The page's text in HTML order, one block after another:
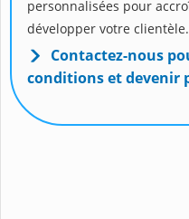
personnalisées pour
développer votre clientèle.
Contactez-nous
conditions et devenir